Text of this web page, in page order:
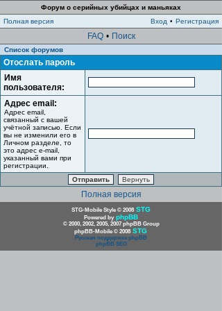
Форум о серийных убийцах и маньяках
Полная версия
Вход • Регистрация
FAQ • Поиск
Список форумов
Отослать пароль
Имя
пользователя:
Адрес email:
Адрес email,
связанный с вашей
учётной записью. Если
вы не изменили его в
Личном разделе, то
это адрес e-mail,
указанный вами при
регистрации.
Полная версия
STG-Mobile Style © 2008 STG
Powered by phpBB
© 2000, 2002, 2005, 2007 phpBB Group
phpBB-Mobile © 2008 STG
Русская поддержка phpBB
phpBB SEO